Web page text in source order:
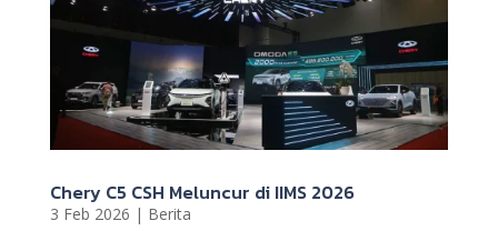
Chery C5 CSH Meluncur di IIMS 2026
3 Feb 2026 | Berita